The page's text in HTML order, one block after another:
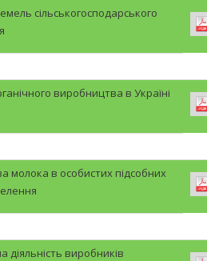
сільськогосподарського
виробництва в Україні
молока в особистих підсобних
виробників